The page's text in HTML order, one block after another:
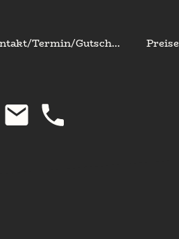
Kontakt/Termin/Gutschein Preise